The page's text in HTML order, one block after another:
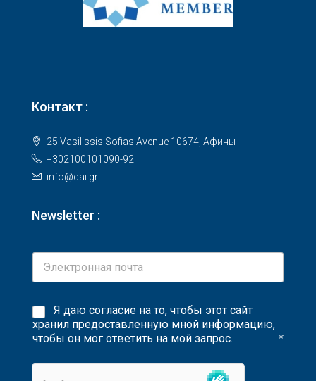
Контакт :
25 Vasilissis Sofias Avenue 10674, Афины
+302100101090-92
info@dai.gr
Newsletter :
Я даю согласие на то, чтобы этот сайт
хранил предоставленную мной информацию,
чтобы он мог ответить на мой запрос.
*